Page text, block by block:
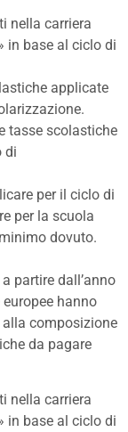
nella carriera
in base al ciclo di
applicate
tasse scolastiche
di
per il ciclo di
per la scuola
dovuto.
partire dall’anno
hanno
composizione
da pagare
nella carriera
in base al ciclo di